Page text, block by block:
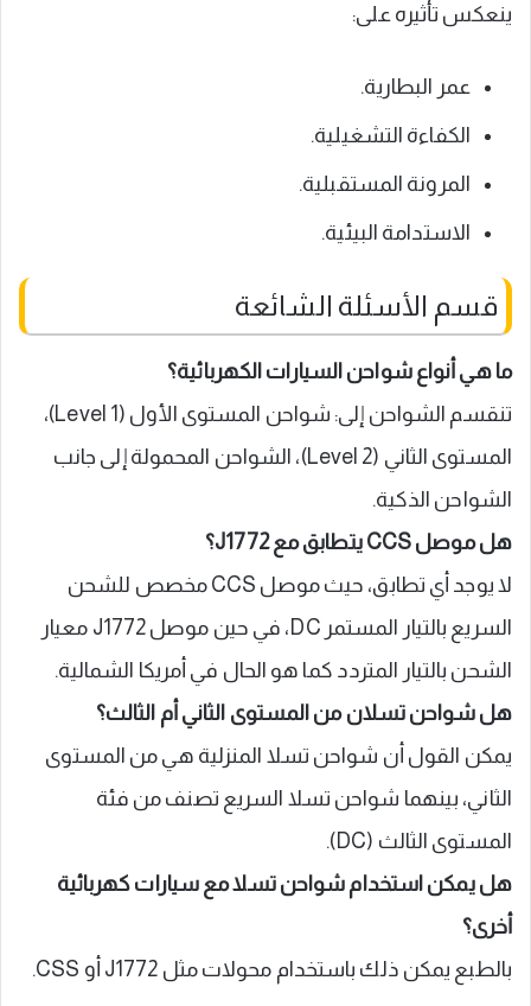
ينعكس تأثيره على:
عمر البطارية.
الكفاءة التشغيلية.
المرونة المستقبلية.
الاستدامة البيئية.
قسم الأسئلة الشائعة
ما هي أنواع شواحن السيارات الكهربائية؟
تنقسم الشواحن إلى: شواحن المستوى الأول (Level 1)،
المستوى الثاني (Level 2)، الشواحن المحمولة إلى جانب
الشواحن الذكية.
هل موصل CCS يتطابق مع J1772؟
لا يوجد أي تطابق، حيث موصل CCS مخصص للشحن
السريع بالتيار المستمر DC، في حين موصل J1772 معيار
الشحن بالتيار المتردد كما هو الحال في أمريكا الشمالية.
هل شواحن تسلان من المستوى الثاني أم الثالث؟
يمكن القول أن شواحن تسلا المنزلية هي من المستوى
الثاني، بينهما شواحن تسلا السريع تصنف من فئة
المستوى الثالث (DC).
هل يمكن استخدام شواحن تسلا مع سيارات كهربائية
أخرى؟
بالطبع يمكن ذلك باستخدام محولات مثل J1772 أو CSS.